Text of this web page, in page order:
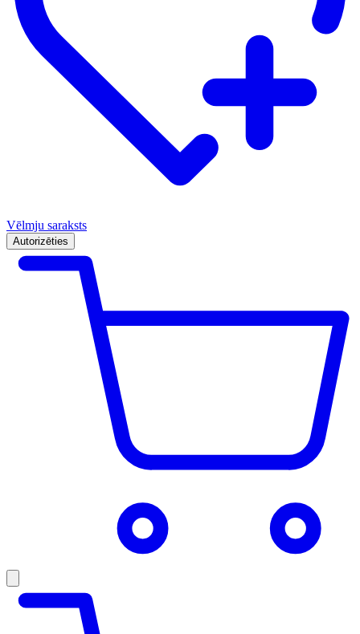
Vēlmju saraksts
Autorizēties